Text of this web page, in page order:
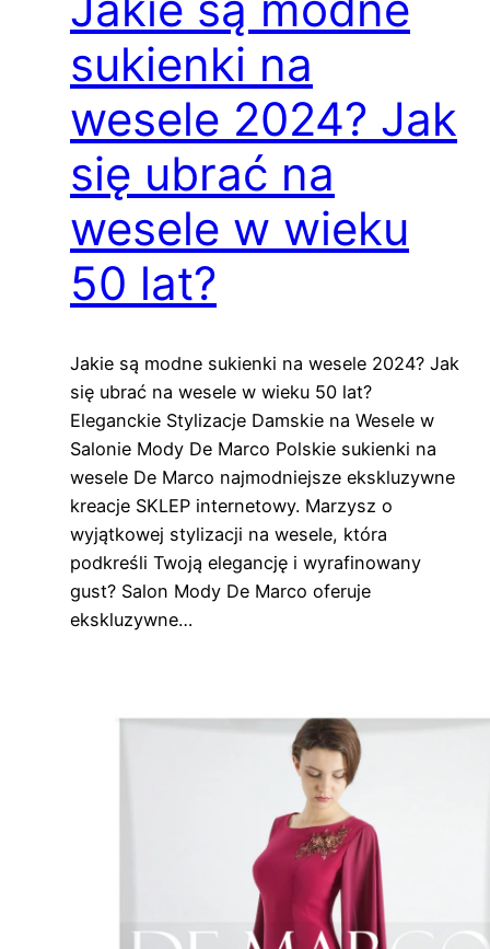
sukienki na
wesele 2024? Jak
się ubrać na
wesele w wieku
50 lat?
Jakie są modne sukienki na wesele 2024? Jak
się ubrać na wesele w wieku 50 lat?
Eleganckie Stylizacje Damskie na Wesele w
Salonie Mody De Marco Polskie sukienki na
wesele De Marco najmodniejsze ekskluzywne
kreacje SKLEP internetowy. Marzysz o
wyjątkowej stylizacji na wesele, która
podkreśli Twoją elegancję i wyrafinowany
gust? Salon Mody De Marco oferuje
ekskluzywne…